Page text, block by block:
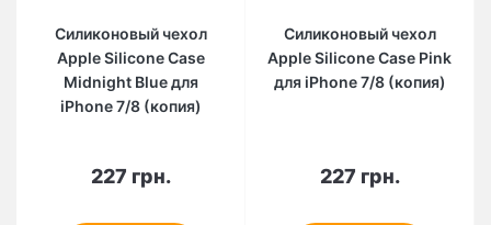
Силиконовый чехол
Apple Silicone Case
Midnight Blue для
iPhone 7/8 (копия)
227 грн.
Силиконовый чехол
Apple Silicone Case Pink
для iPhone 7/8 (копия)
227 грн.